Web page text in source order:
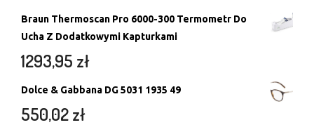
Braun Thermoscan Pro 6000-300 Termometr Do
Ucha Z Dodatkowymi Kapturkami
1293,95 zł
Dolce & Gabbana DG 5031 1935 49
550,02zł